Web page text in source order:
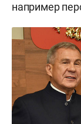
например